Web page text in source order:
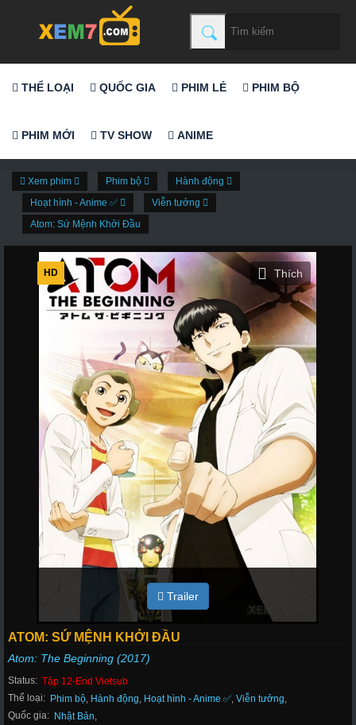
THỂ LOẠI QUỐC GIA PHIM LẺ PHIM BỘ
PHIM MỚI TV SHOW ANIME
Xem phim Phim bộ
Hành động
Hoạt hình - Anime ✅
Viễn tưởng
Atom: Sứ Mệnh Khởi Đầu
HD
Trailer
ATOM: SỨ MỆNH KHỞI ĐẦU
Atom: The Beginning (2017)
Status: Tập 12-End Vietsub
Thể loại: Phim bộ, Hành động, Hoạt hình - Anime ✅, Viễn tưởng,
Quốc gia: Nhật Bản,